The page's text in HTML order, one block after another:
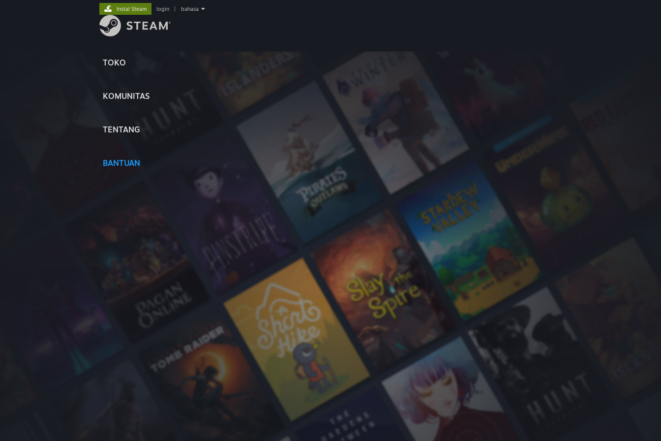
TOKO
KOMUNITAS
TENTANG
BANTUAN
Instal Steam login bahasa